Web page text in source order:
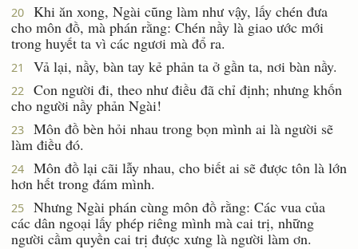
20
Khi ăn xong, Ngài cũng làm như vậy, lấy chén đưa
cho môn đồ, mà phán rằng: Chén nầy là giao ước mới
trong huyết ta vì các ngươi mà đổ ra.
21 Vả lại, nầy, bàn tay kẻ phản ta ở gần ta, nơi bàn nầy.
22
Con người đi, theo như điều đã chỉ định; nhưng khốn
cho người nầy phản Ngài!
23
Môn đồ bèn hỏi nhau trong bọn mình ai là người sẽ
làm điều đó.
24
Môn đồ lại cãi lẫy nhau, cho biết ai sẽ được tôn là lớn
hơn hết trong đám mình.
25
Nhưng Ngài phán cùng môn đồ rằng: Các vua của
các dân ngoại lấy phép riêng mình mà cai trị, những
người cầm quyền cai trị được xưng là người làm ơn.